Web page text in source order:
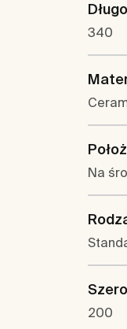
340
Na
200